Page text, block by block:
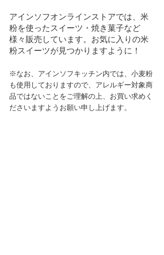
アインソフオンラインストアでは、米
粉を使ったスイーツ・焼き菓子など
様々販売しています。お気に入りの米
粉スイーツが見つかりますように！
※なお、アインソフキッチン内では、小麦粉
も使用しておりますので、アレルギー対象商
品ではないことをご理解の上、お買い求めく
ださいますようお願い申し上げます。